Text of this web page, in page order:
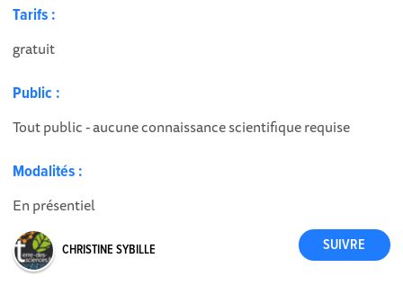
Tarifs :
gratuit
Public :
Tout public - aucune connaissance scientifique requise
Modalités :
En présentiel
CHRISTINE SYBILLE